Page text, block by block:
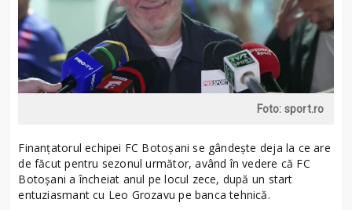
Foto: sport.ro
Finanțatorul echipei FC Botoșani se gândește deja la ce are
de făcut pentru sezonul următor, având în vedere că FC
Botoșani a încheiat anul pe locul zece, după un start
entuziasmant cu Leo Grozavu pe banca tehnică.